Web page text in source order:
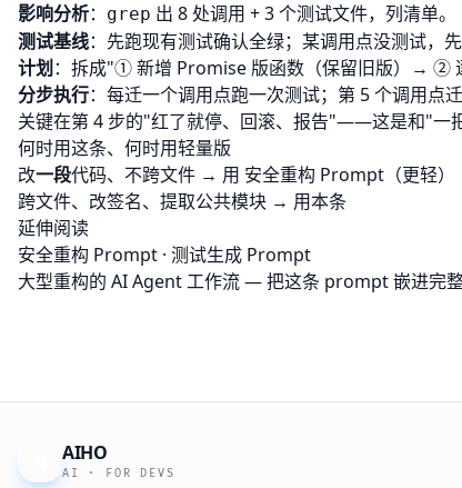
影响分析： grep 出 8 处调用 + 3 个测试文件，列清单。
测试基线：先跑现有测试确认全绿；某调用点没测试，
计划 ：拆成"① 新增 Promise 版函数（保留旧版）→ ②
分步执行：每迁一个调用点跑一次测试；第 5 个调用点
关键在第 4 步的"红了就停、回滚、报告"——这是和"一
何时用这条、何时用轻量版
改一段代码、不跨文件 → 用 安全重构 Prompt （更轻）
跨文件、改签名、提取公共模块 → 用本条
延伸阅读
安全重构 Prompt · 测试生成 Prompt
大型重构的 AI Agent 工作流— 把这条 prompt 嵌进完
AIHO
AI · FOR DEVS